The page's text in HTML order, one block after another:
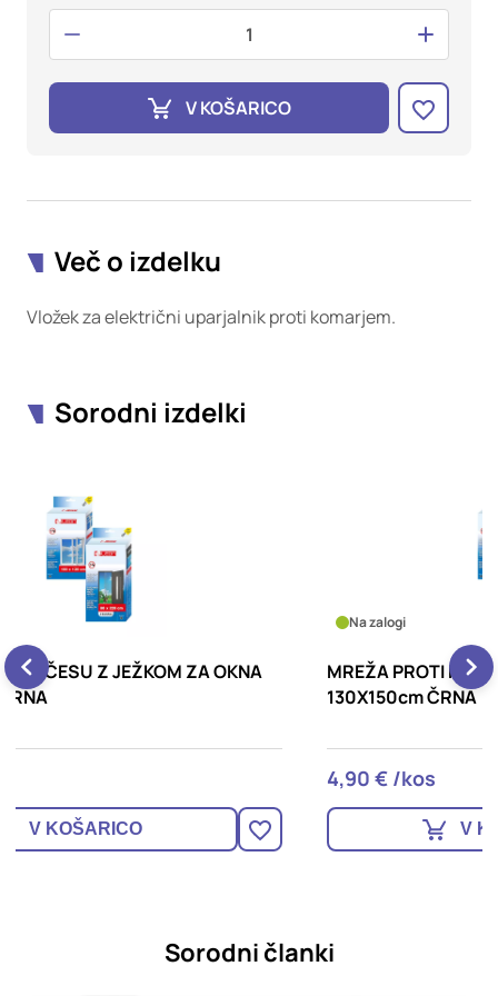
V KOŠARICO
Več o izdelku
Vložek za električni uparjalnik proti komarjem.
Sorodni izdelki
Na zalogi
MREŽA PROTI MRČESU Z JEŽKOM ZA OKNA
V KOŠARICO
Sorodni članki
vaših interesov, ki ga nato uporabijo za prikazovanje ustreznih
zavrnete uporabo teh piškotkov, ne boste deležni našega
ciljnega spletnega oglaševanja.